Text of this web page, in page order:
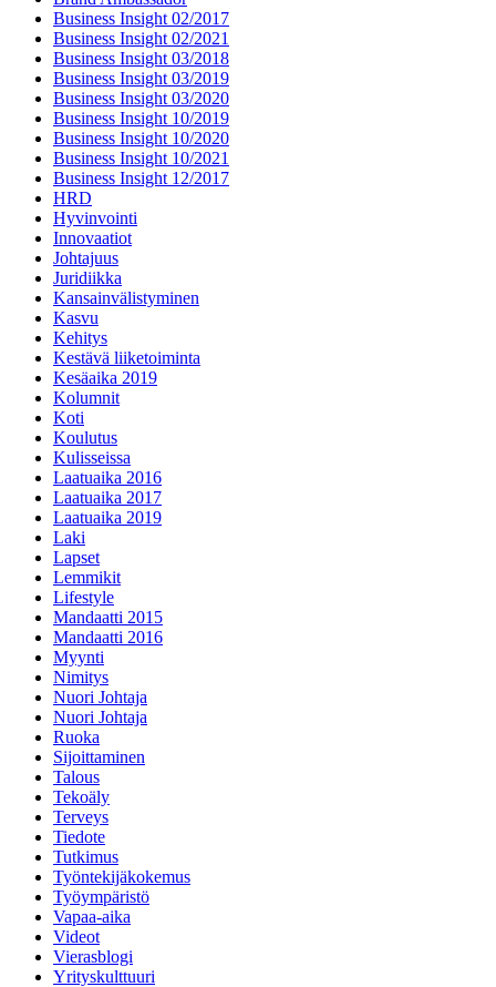
Business Insight 02/2017
Business Insight 02/2021
Business Insight 03/2018
Business Insight 03/2019
Business Insight 03/2020
Business Insight 10/2019
Business Insight 10/2020
Business Insight 10/2021
Business Insight 12/2017
HRD
Hyvinvointi
Innovaatiot
Johtajuus
Juridiikka
Kansainvälistyminen
Kasvu
Kehitys
Kestävä liiketoiminta
Kesäaika 2019
Kolumnit
Koti
Koulutus
Kulisseissa
Laatuaika 2016
Laatuaika 2017
Laatuaika 2019
Laki
Lapset
Lemmikit
Lifestyle
Mandaatti 2015
Mandaatti 2016
Myynti
Nimitys
Nuori Johtaja
Nuori Johtaja
Ruoka
Sijoittaminen
Talous
Tekoäly
Terveys
Tiedote
Tutkimus
Työntekijäkokemus
Työympäristö
Vapaa-aika
Videot
Vierasblogi
Yrityskulttuuri